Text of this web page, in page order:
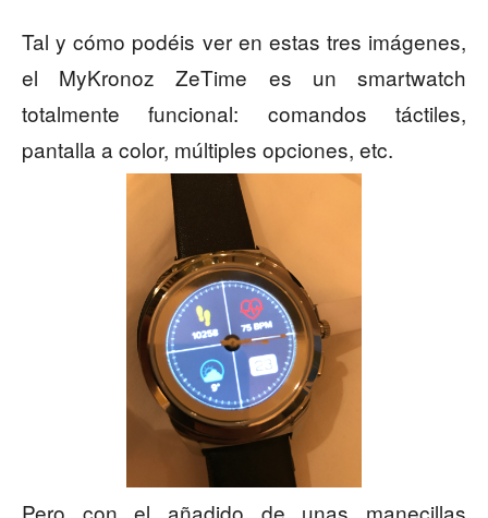
Tal y cómo podéis ver en estas tres imágenes,
el MyKronoz ZeTime es un smartwatch
totalmente funcional: comandos táctiles,
pantalla a color, múltiples opciones, etc.
Pero con el añadido de unas manecillas